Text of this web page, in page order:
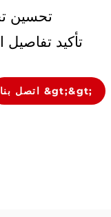
تحسين
تأكيد
اتصل بنا &gt;&gt;